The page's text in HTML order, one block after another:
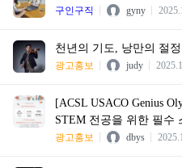
구인구직 gyny
천년의 기도, 낭만의 절정
광고홍보 judy
[ACSL USACO Genius
STEM 전공을 위한 필수
광고홍보 dbys